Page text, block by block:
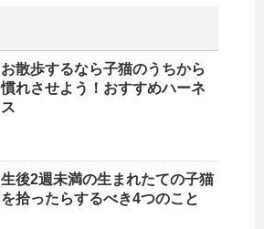
お散歩するなら子猫のうちから
慣れさせよう！おすすめハーネ
ス
生後2週未満の生まれたての子猫
を拾ったらするべき4つのこと